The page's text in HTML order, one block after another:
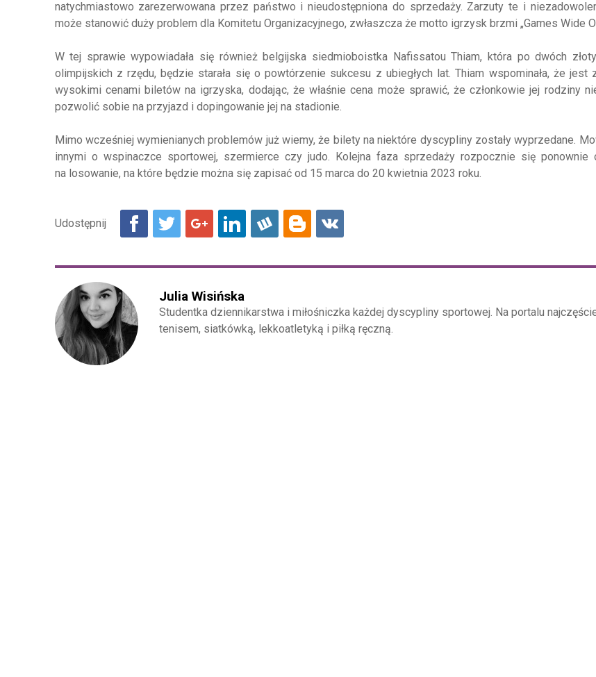
natychmiastowo zarezerwowana przez państwo i nieudostępniona do sprzedaży. Zarzuty te i
może stanowić duży problem dla Komitetu Organizacyjnego, zwłaszcza że motto igrzysk brzmi „Games Wide
W tej sprawie wypowiadała się również belgijska siedmioboistka Nafissatou Thiam, która po dwóch
olimpijskich z rzędu, będzie starała się o powtórzenie sukcesu z ubiegłych lat.Thiam wspominała, że jest
wysokimi cenami biletów na igrzyska, dodając, że właśnie cena może sprawić, że członkowie jej rodziny
pozwolić sobie na przyjazd i dopingowanie jej na stadionie.
Mimo wcześniej wymienianych problemów już wiemy, że bilety na niektóre dyscypliny zostały wyprzedane.
innymi o wspinaczce sportowej, szermierce czy judo. Kolejna faza sprzedaży rozpocznie się ponownie
na losowanie, na które będzie można się zapisać od 15 marca do 20 kwietnia 2023 roku.
Julia Wisińska
Studentka dziennikarstwa i miłośniczka każdej dyscypliny sportowej. Na portalu
tenisem, siatkówką, lekkoatletyką i piłką ręczną.